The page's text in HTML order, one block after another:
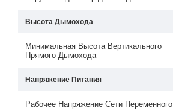
Высота Дымохода
Минимальная Высота Вертикального
Прямого Дымохода
Напряжение Питания
Рабочее Напряжение Сети Переменного